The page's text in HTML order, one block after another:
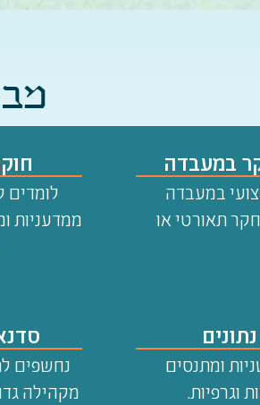
במעבדה
במעבדה
תאורטי או
לומדים
ממדעניות
ומתנסים
וגרפיות.
נחשפים
מקהילה